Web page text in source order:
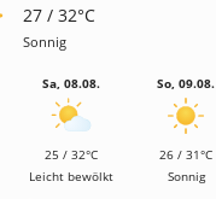
27 / 32°C
Sonnig
Sa, 08.08.
25 / 32°C
Leicht bewölkt
So, 09.08.
26 / 31°C
Sonnig